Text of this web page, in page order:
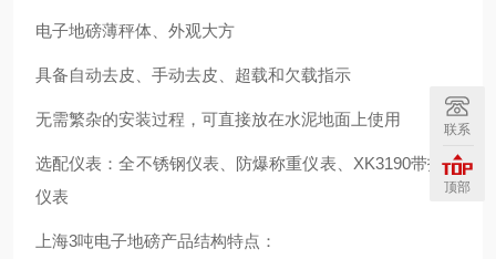
电子地磅薄秤体、外观大方
具备自动去皮、手动去皮、超载和欠载指示
无需繁杂的安装过程，可直接放在水泥地面上使用
选配仪表：全不锈钢仪表、防爆称重仪表、XK3190带打印
仪表
上海3吨电子地磅产品结构特点：
联系
顶部